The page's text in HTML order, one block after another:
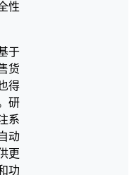
性
于
货
得
研
系
动
更
功